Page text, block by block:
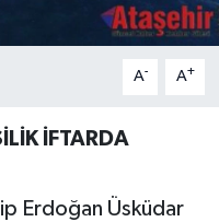
A- A+
İFTARDA
Erdoğan Üsküdar